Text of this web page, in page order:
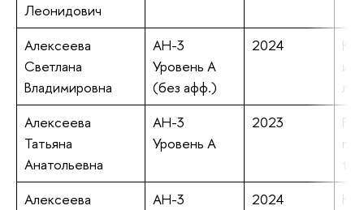
Леонидович
Алексеева
Светлана
Владимировна
АН-3
Уровень А
(без афф.)
2024
Алексеева
Татьяна
Анатольевна
АН-3
Уровень А
2023
Алексеева
АН-3
2024